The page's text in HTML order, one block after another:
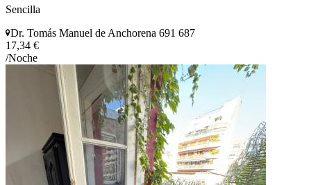
Sencilla
Dr. Tomás Manuel de Anchorena 691 687
17,34 €
/Noche